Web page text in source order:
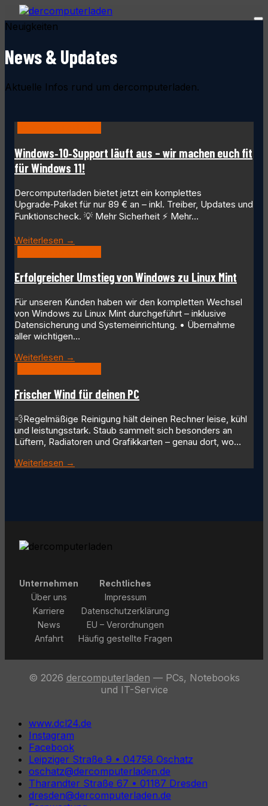
Neuigkeiten
News & Updates
Aktuelle Infos rund um dercomputerladen.
Windows‑10‑Support läuft aus – wir machen euch fit
für Windows 11!
Dercomputerladen bietet jetzt ein komplettes
Upgrade‑Paket für nur 89 € an – inkl. Treiber, Updates und
Funktionscheck. 💡 Mehr Sicherheit ⚡ Mehr…
Weiterlesen →
Erfolgreicher Umstieg von Windows zu Linux Mint
Für unseren Kunden haben wir den kompletten Wechsel
von Windows zu Linux Mint durchgeführt – inklusive
Datensicherung und Systemeinrichtung. • Übernahme
aller wichtigen…
Weiterlesen →
Frischer Wind für deinen PC
💨Regelmäßige Reinigung hält deinen Rechner leise, kühl
und leistungsstark. Staub sammelt sich besonders an
Lüftern, Radiatoren und Grafikkarten – genau dort, wo…
Weiterlesen →
Unternehmen
Über uns
Karriere
News
Anfahrt
Rechtliches
Impressum
Datenschutzerklärung
EU – Verordnungen
Häufig gestellte Fragen
© 2026 dercomputerladen — PCs, Notebooks
und IT-Service
www.dcl24.de
Instagram
Facebook
Leipziger Straße 9 • 04758 Oschatz
oschatz@dercomputerladen.de
Tharandter Straße 67 • 01187 Dresden
dresden@dercomputerladen.de